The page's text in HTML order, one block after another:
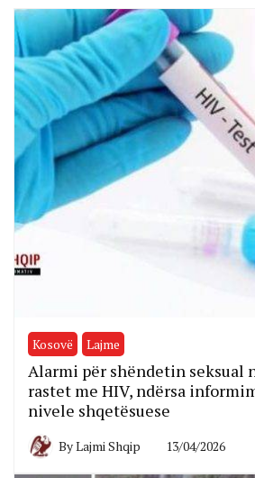
Kosovë Lajme
Alarmi për shëndetin seksual
rastet me HIV, ndërsa
nivele shqetësuese
ByLajmi Shqip 13/04/2026